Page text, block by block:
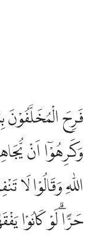
فَرِحَ
وَكَرِهُوْٓا اَنْ
اللّٰهِ وَقَالُوْا لَا
حَرًّاۗ لَوْ كَانُوْا